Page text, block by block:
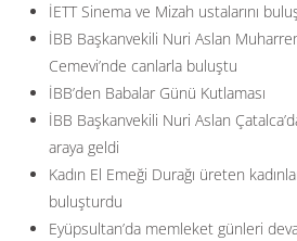
İETT Sinema ve Mizah ustalarını
İBB Başkanvekili Nuri Aslan
Cemevi’nde canlarla buluştu
İBB’den Babalar Günü Kutlaması
İBB Başkanvekili Nuri Aslan
araya geldi
Kadın El Emeği Durağı üreten
buluşturdu
Eyüpsultan’da memleket günleri